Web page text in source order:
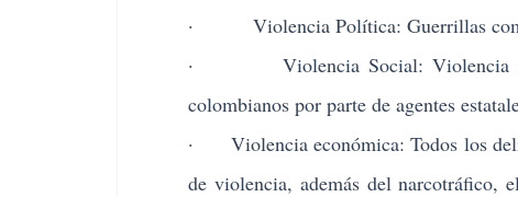
· Violencia Política: Guerrillas
· Violencia Social: Violencia
colombianos por parte de agentes
· Violencia económica: Todos los
de violencia, además del narcotráfico,